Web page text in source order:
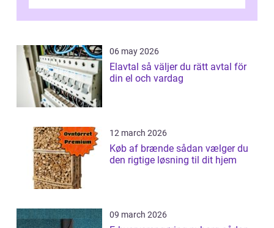
06 may 2026
Elavtal så väljer du rätt avtal för
din el och vardag
12 march 2026
Køb af brænde sådan vælger du
den rigtige løsning til dit hjem
09 march 2026